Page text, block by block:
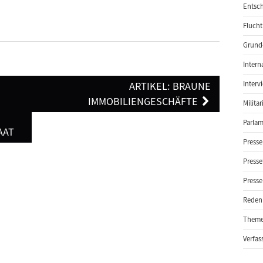
ARTIKEL: BRAUNE
IMMOBILIENGESCHÄFTE
Presse
Reden